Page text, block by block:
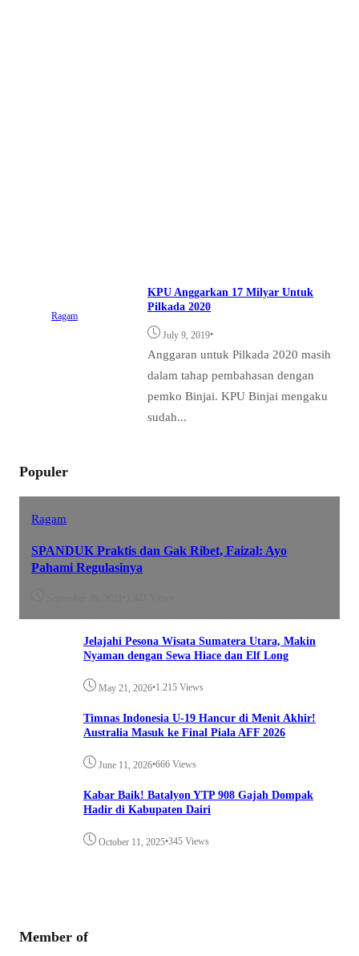
Ragam
KPU Anggarkan 17 Milyar Untuk
Pilkada 2020
July 9, 2019•
Anggaran untuk Pilkada 2020 masih
dalam tahap pembahasan dengan
pemko Binjai. KPU Binjai mengaku
sudah...
Populer
Ragam
SPANDUK Praktis dan Gak Ribet, Faizal: Ayo
Pahami Regulasinya
Jelajahi Pesona Wisata Sumatera Utara, Makin
Nyaman dengan Sewa Hiace dan Elf Long
May 21, 2026•1.215 Views
Timnas Indonesia U-19 Hancur di Menit Akhir!
Australia Masuk ke Final Piala AFF 2026
June 11, 2026•666 Views
Kabar Baik! Batalyon YTP 908 Gajah Dompak
Hadir di Kabupaten Dairi
October 11, 2025•345 Views
Member of